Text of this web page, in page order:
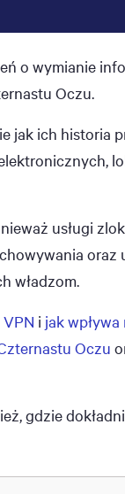
o wymianie
Oczu.
jak ich historia
usługi
oraz
władzom.
i jak
Oczu
gdzie